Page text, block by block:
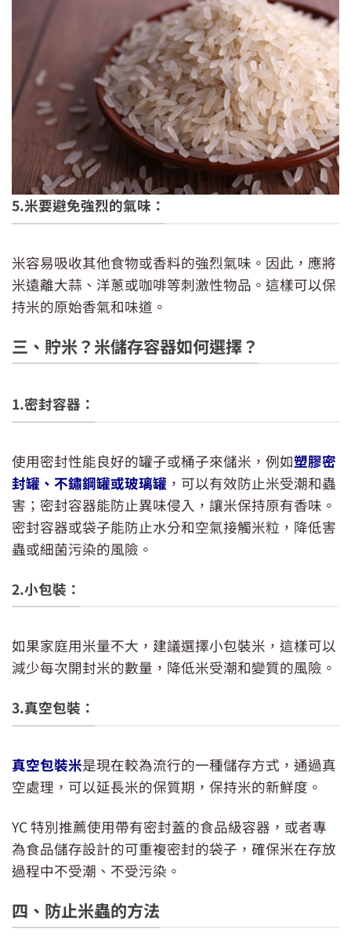
5.米要避免強烈的氣味：
米容易吸收其他食物或香料的強烈氣味。因此，應將
米遠離大蒜、洋蔥或咖啡等刺激性物品。這樣可以保
持米的原始香氣和味道。
三、貯米？米儲存容器如何選擇？
1.密封容器：
使用密封性能良好的罐子或桶子來儲米，例如塑膠密
封罐、不鏽鋼罐或玻璃罐 ，可以有效防止米受潮和蟲
害；密封容器能防止異味侵入，讓米保持原有香味。
密封容器或袋子能防止水分和空氣接觸米粒，降低害
蟲或細菌污染的風險。
2.小包裝：
如果家庭用米量不大，建議選擇小包裝米，這樣可以
減少每次開封米的數量，降低米受潮和變質的風險。
3.真空包裝：
真空包裝米是現在較為流行的一種儲存方式，通過真
空處理，可以延長米的保質期，保持米的新鮮度。
YC 特別推薦使用帶有密封蓋的食品級容器，或者專
為食品儲存設計的可重複密封的袋子，確保米在存放
過程中不受潮、不受污染。
四、防止米蟲的方法